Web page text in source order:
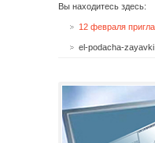
Вы находитесь здесь:
el-podacha-zayavki